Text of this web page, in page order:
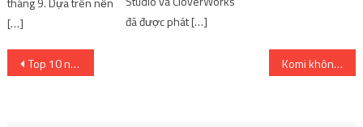
[…]
đã được phát […]
Post
Top 10 nhân vật anime có điểm tương đồng với Dabi của My Hero Academia Komi không thể giao tiếp phần 2 [Anime Review]